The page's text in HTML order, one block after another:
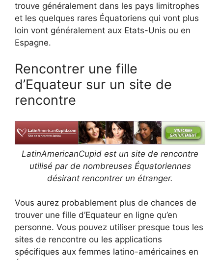
trouve généralement dans les pays limitrophes
et les quelques rares Équatoriens qui vont plus
loin vont généralement aux Etats-Unis ou en
Espagne.
Rencontrer une fille
d’Equateur sur un site de
rencontre
LatinAmericanCupid est un site de rencontre
utilisé par de nombreuses Équatoriennes
désirant rencontrer un étranger.
Vous aurez probablement plus de chances de
trouver une fille d’Equateur en ligne qu’en
personne. Vous pouvez utiliser presque tous les
sites de rencontre ou les applications
spécifiques aux femmes latino-américaines en